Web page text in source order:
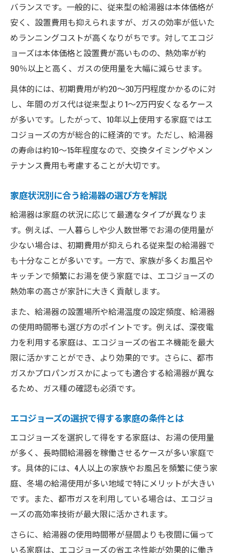
バランスです。一般的に、従来型の給湯器は本体価格が
安く、設置費用も抑えられますが、ガスの効率が低いた
めランニングコストが高くなりがちです。対してエコジ
ョーズは本体価格と設置費が高いものの、熱効率が約
90％以上と高く、ガスの使用量を大幅に減らせます。
具体的には、初期費用が約20〜30万円程度かかるのに対
し、年間のガス代は従来型より1〜2万円安くなるケース
が多いです。したがって、10年以上使用する家庭ではエ
コジョーズの方が総合的に経済的です。ただし、給湯器
の寿命は約10〜15年程度なので、交換タイミングやメン
テナンス費用も考慮することが大切です。
家庭状況別に合う給湯器の選び方を解説
給湯器は家庭の状況に応じて最適なタイプが異なりま
す。例えば、一人暮らしや少人数世帯でお湯の使用量が
少ない場合は、初期費用が抑えられる従来型の給湯器で
も十分なことが多いです。一方で、家族が多くお風呂や
キッチンで頻繁にお湯を使う家庭では、エコジョーズの
熱効率の高さが家計に大きく貢献します。
また、給湯器の設置場所や給湯温度の設定頻度、給湯器
の使用時間帯も選び方のポイントです。例えば、深夜電
力を利用する家庭は、エコジョーズの省エネ機能を最大
限に活かすことができ、より効果的です。さらに、都市
ガスかプロパンガスかによっても適合する給湯器が異な
るため、ガス種の確認も必須です。
エコジョーズの選択で得する家庭の条件とは
エコジョーズを選択して得をする家庭は、お湯の使用量
が多く、長時間給湯器を稼働させるケースが多い家庭で
す。具体的には、4人以上の家族やお風呂を頻繁に使う家
庭、冬場の給湯使用が多い地域で特にメリットが大きい
です。また、都市ガスを利用している場合は、エコジョ
ーズの高効率技術が最大限に活かされます。
さらに、給湯器の使用時間帯が昼間よりも夜間に偏って
いる家庭は、エコジョーズの省エネ性能が効果的に働き